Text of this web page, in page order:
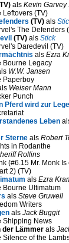
als Kevin Garvey
Leftovers (TV)
(TV) als
The Defenders
(TV) als Stick
Daredevil (TV)
als Ezra
Bourne Legacy
W.W. Jansen
Paperboy
Weiser Mann
Punch
Pferd wird zur
Leben
Sterne als Robert
in Rodanthe
Rollins
(#6.15 Mr. Monk
2) (TV)
als Ezra
Bourne Ultimatum
als Steve Gruwell
Writers
als Jack Buggit
Shipping News
der Lämmer als
Silence of the